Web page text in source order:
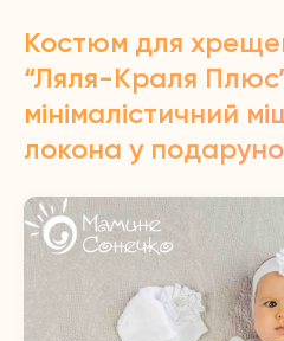
Костюм для
“Ляля-Краля
мінімалістичний
локона у